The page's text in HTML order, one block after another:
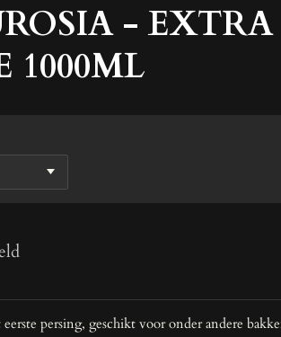
- EXTRA
1000ML
persing, geschikt voor onder andere